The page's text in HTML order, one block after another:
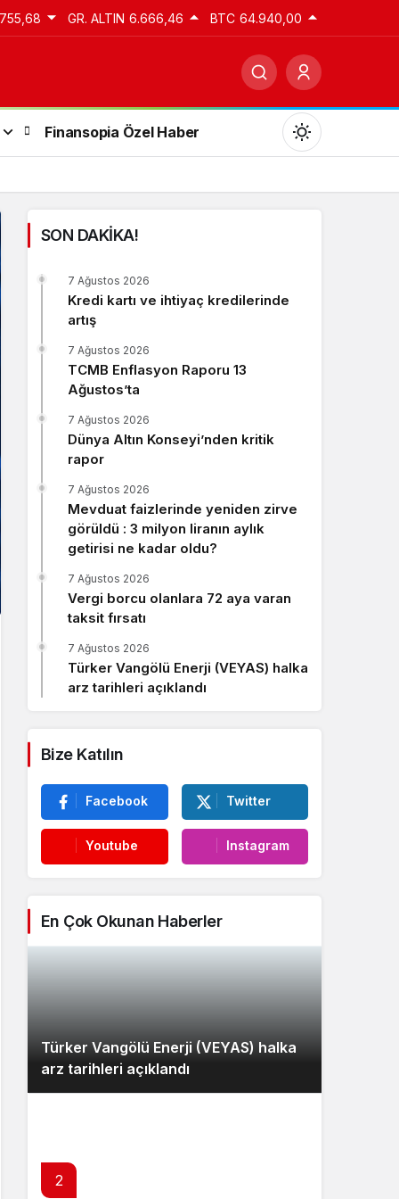
GR. ALTIN 6.666,46 BTC 64.940,00
Finansopia Özel Haber
Gündüz modunu seçin.
Gece Modu
Gece modunu seçin.
Sistem Modu
Sistem modunu seçin.
SON DAKİKA!
Kredi kartı ve ihtiyaç kredilerinde
artış
7 Ağustos 2026
TCMB Enflasyon Raporu 13
Ağustos’ta
7 Ağustos 2026
Dünya Altın Konseyi’nden kritik
rapor
7 Ağustos 2026
Mevduat faizlerinde yeniden zirve
görüldü : 3 milyon liranın aylık
getirisi ne kadar oldu?
7 Ağustos 2026
Vergi borcu olanlara 72 aya varan
taksit fırsatı
7 Ağustos 2026
Türker Vangölü Enerji (VEYAS) halka
arz tarihleri açıklandı
7 Ağustos 2026
Bize Katılın
Facebook Twitter
Youtube Instagram
En Çok Okunan Haberler
Türker Vangölü Enerji (VEYAS) halka
arz tarihleri açıklandı
2